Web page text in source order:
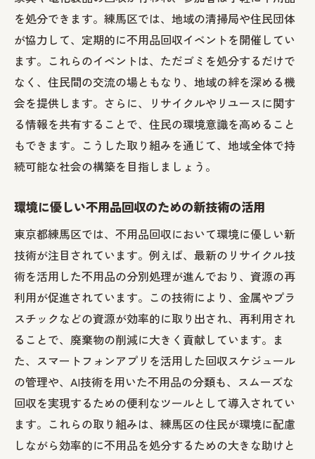
を処分できます。練馬区では、地域の清掃局や住民団体
が協力して、定期的に不用品回収イベントを開催してい
ます。これらのイベントは、ただゴミを処分するだけで
なく、住民間の交流の場ともなり、地域の絆を深める機
会を提供します。さらに、リサイクルやリユースに関す
る情報を共有することで、住民の環境意識を高めること
もできます。こうした取り組みを通じて、地域全体で持
続可能な社会の構築を目指しましょう。
環境に優しい不用品回収のための新技術の活用
東京都練馬区では、不用品回収において環境に優しい新
技術が注目されています。例えば、最新のリサイクル技
術を活用した不用品の分別処理が進んでおり、資源の再
利用が促進されています。この技術により、金属やプラ
スチックなどの資源が効率的に取り出され、再利用され
ることで、廃棄物の削減に大きく貢献しています。ま
た、スマートフォンアプリを活用した回収スケジュール
の管理や、AI技術を用いた不用品の分類も、スムーズな
回収を実現するための便利なツールとして導入されてい
ます。これらの取り組みは、練馬区の住民が環境に配慮
しながら効率的に不用品を処分するための大きな助けと